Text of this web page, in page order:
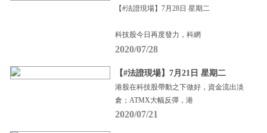
【#法證現場】7月28日 星期二
科技股今日再度發力，科網
2020/07/28
【#法證現場】7月21日 星期二
港股在科技股帶動之下做好，資金流出淡
倉；ATMX大幅反彈，港
2020/07/21